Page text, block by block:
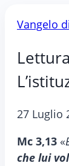
Vangelo
27 Luglio
Mc 3,13 «
che lui